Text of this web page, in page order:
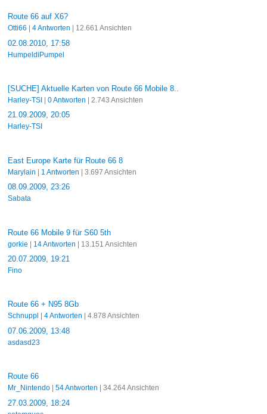
Route 66 auf X6?
Otti66 4 Antworten | 12.661 Ansichten
02.08.2010, 17:58
HumpeldiPumpel
[SUCHE] Aktuelle Karten von Route 66 Mobile 8..
Harley-TSI 0 Antworten | 2.743 Ansichten
21.09.2009, 20:05
Harley-TSI
East Europe Karte für Route 66 8
Marylain 1 Antworten | 3.697 Ansichten
08.09.2009, 23:26
Sabata
Route 66 Mobile 9 für S60 5th
gorkie 14 Antworten | 13.151 Ansichten
20.07.2009, 19:21
Fino
Route 66 + N95 8Gb
Schnuppl 4 Antworten | 4.878 Ansichten
07.06.2009, 13:48
asdasd23
Route 66
Mr_Nintendo| 54 Antworten | 34.264 Ansichten
27.03.2009, 18:24